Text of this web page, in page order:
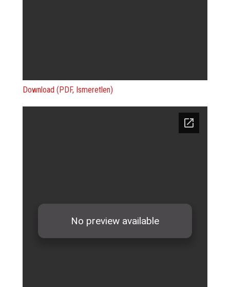
Download (PDF, Ismeretlen)